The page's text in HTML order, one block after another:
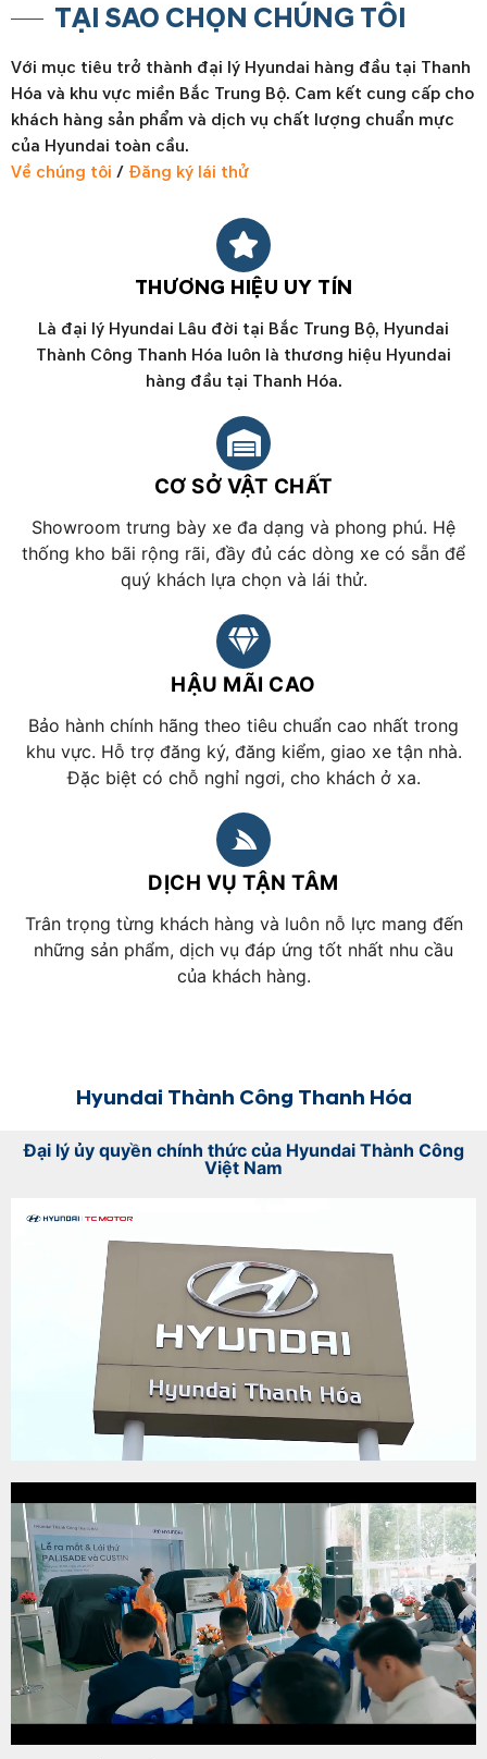
TẠI SAO CHỌN CHÚNG TÔI
Với mục tiêu trở thành đại lý Hyundai hàng đầu tại Thanh
Hóa và khu vực miền Bắc Trung Bộ. Cam kết cung cấp cho
khách hàng sản phẩm và dịch vụ chất lượng chuẩn mực
của Hyundai toàn cầu.
Về chúng tôi / Đăng ký lái thử
THƯƠNG HIỆU UY TÍN
Là đại lý Hyundai Lâu đời tại Bắc Trung Bộ, Hyundai
Thành Công Thanh Hóa luôn là thương hiệu Hyundai
hàng đầu tại Thanh Hóa.
CƠ SỞ VẬT CHẤT
Showroom trưng bày xe đa dạng và phong phú. Hệ
thống kho bãi rộng rãi, đầy đủ các dòng xe có sẵn để
quý khách lựa chọn và lái thử.
HẬU MÃI CAO
Bảo hành chính hãng theo tiêu chuẩn cao nhất trong
khu vực. Hỗ trợ đăng ký, đăng kiểm, giao xe tận nhà.
Đặc biệt có chỗ nghỉ ngơi, cho khách ở xa.
DỊCH VỤ TẬN TÂM
Trân trọng từng khách hàng và luôn nỗ lực mang đến
những sản phẩm, dịch vụ đáp ứng tốt nhất nhu cầu
của khách hàng.
Hyundai Thành Công Thanh Hóa
Đại lý ủy quyền chính thức của Hyundai Thành Công
Việt Nam